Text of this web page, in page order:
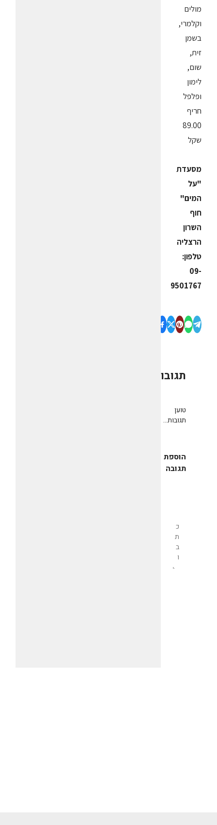
מולים
וקלמרי,
בשמן
זית,
שום,
לימון
ופלפל
חריף
89.00
שקל
מסעדת
"על
המים"
חוף
השרון
הרצליה
טלפון:
09-
9501767
תגובות
טוען
תגובות...
הוספת
תגובה